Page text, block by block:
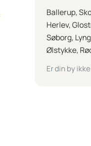
Ballerup,
Herlev,
Søborg,
Ølstykke,
Er din by